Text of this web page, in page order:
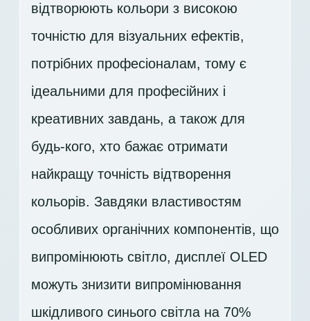
відтворюють кольори з високою
точністю для візуальних ефектів,
потрібних професіоналам, тому є
ідеальними для професійних і
креативних завдань, а також для
будь-кого, хто бажає отримати
найкращу точність відтворення
кольорів. Завдяки властивостям
особливих органічних компонентів, що
випромінюють світло, дисплеї OLED
можуть знизити випромінювання
шкідливого синього світла на 70%